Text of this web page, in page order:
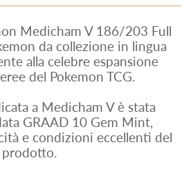
Medicham V 186/203 Full
da collezione in lingua
alla celebre espansione
del Pokemon TCG.
a Medicham V è stata
GRAAD 10 Gem Mint,
e condizioni eccellenti del
prodotto.